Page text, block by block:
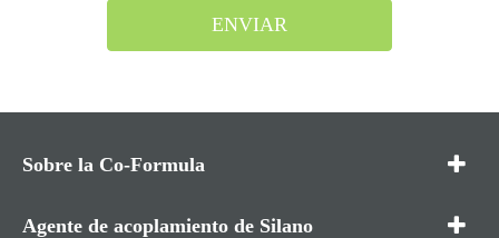
ENVIAR
Sobre la Co-Formula
Agente de acoplamiento de Silano